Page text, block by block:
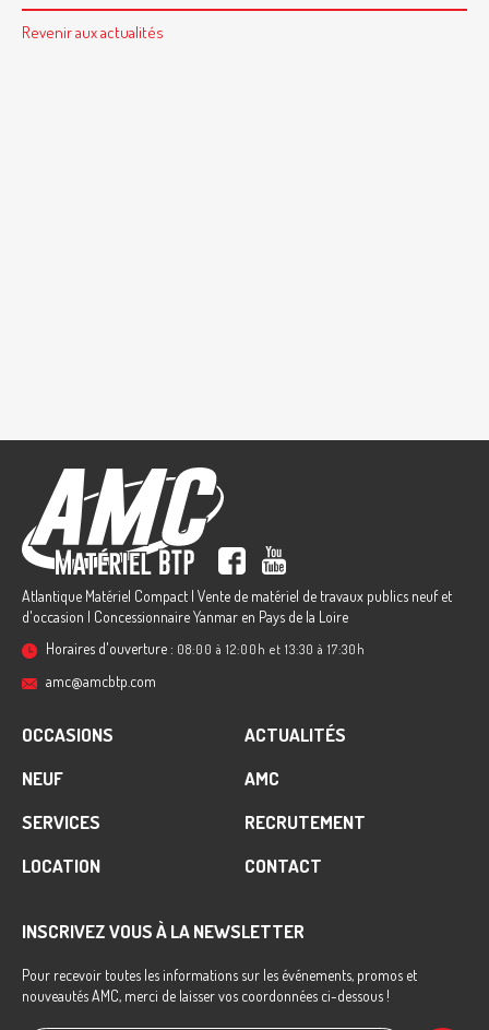
Revenir aux actualités
Atlantique Matériel Compact | Vente de matériel de travaux publics neuf et
d'occasion | Concessionnaire Yanmar en Pays de la Loire
Horaires d'ouverture : 08:00 à 12:00h et 13:30 à 17:30h
amc@amcbtp.com
OCCASIONS
NEUF
SERVICES
LOCATION
ACTUALITÉS
AMC
RECRUTEMENT
CONTACT
INSCRIVEZ VOUS À LA NEWSLETTER
Pour recevoir toutes les informations sur les événements, promos et
nouveautés AMC, merci de laisser vos coordonnées ci-dessous !